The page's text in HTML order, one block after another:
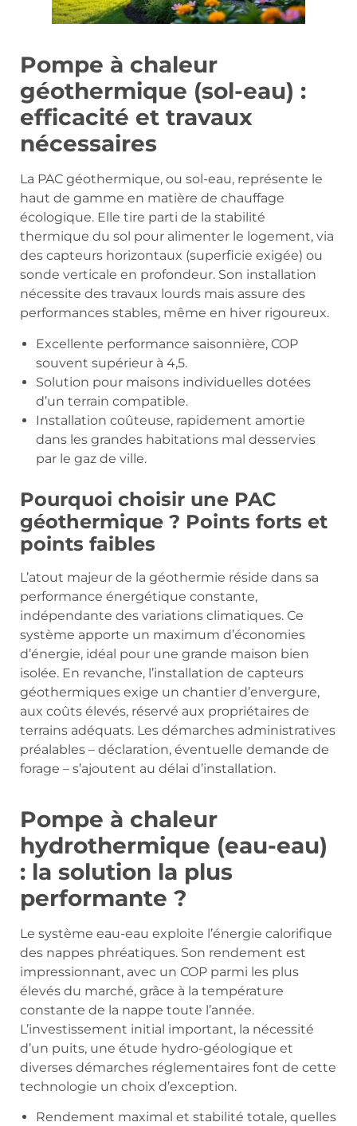
Pompe à chaleur
géothermique (sol-eau) :
efficacité et travaux
nécessaires
La PAC géothermique, ou sol-eau, représente le
haut de gamme en matière de chauffage
écologique. Elle tire parti de la stabilité
thermique du sol pour alimenter le logement, via
des capteurs horizontaux (superficie exigée) ou
sonde verticale en profondeur. Son installation
nécessite des travaux lourds mais assure des
performances stables, même en hiver rigoureux.
Excellente performance saisonnière, COP
souvent supérieur à 4,5.
Solution pour maisons individuelles dotées
d’un terrain compatible.
Installation coûteuse, rapidement amortie
dans les grandes habitations mal desservies
par le gaz de ville.
Pourquoi choisir une PAC
géothermique ? Points forts et
points faibles
L’atout majeur de la géothermie réside dans sa
performance énergétique constante,
indépendante des variations climatiques. Ce
système apporte un maximum d’économies
d’énergie, idéal pour une grande maison bien
isolée. En revanche, l’installation de capteurs
géothermiques exige un chantier d’envergure,
aux coûts élevés, réservé aux propriétaires de
terrains adéquats. Les démarches administratives
préalables – déclaration, éventuelle demande de
forage – s’ajoutent au délai d’installation.
Pompe à chaleur
hydrothermique (eau-eau)
: la solution la plus
performante ?
Le système eau-eau exploite l’énergie calorifique
des nappes phréatiques. Son rendement est
impressionnant, avec un COP parmi les plus
élevés du marché, grâce à la température
constante de la nappe toute l’année.
L’investissement initial important, la nécessité
d’un puits, une étude hydro-géologique et
diverses démarches réglementaires font de cette
technologie un choix d’exception.
Rendement maximal et stabilité totale, quelles